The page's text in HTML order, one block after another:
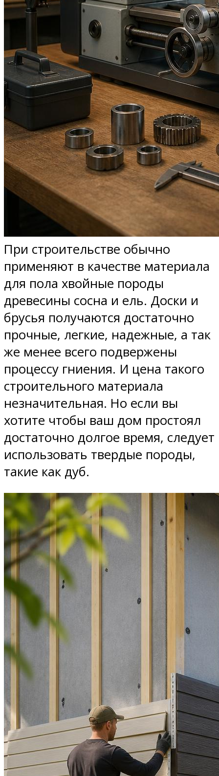
При строительстве обычно
применяют в качестве материала
для пола хвойные породы
древесины сосна и ель. Доски и
брусья получаются достаточно
прочные, легкие, надежные, а так
же менее всего подвержены
процессу гниения. И цена такого
строительного материала
незначительная. Но если вы
хотите чтобы ваш дом простоял
достаточно долгое время, следует
использовать твердые породы,
такие как дуб.